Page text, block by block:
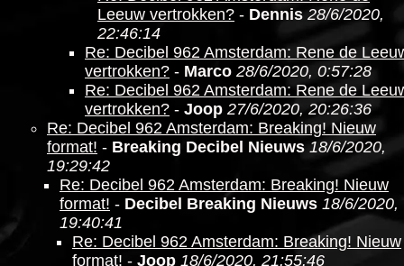
Leeuw vertrokken? - Dennis 28/6/2020,
22:46:14
Re: Decibel 962 Amsterdam: Rene de
vertrokken? - Marco 28/6/2020, 0:57:28
Re: Decibel 962 Amsterdam: Rene de
vertrokken? - Joop 27/6/2020, 20:26:36
Re: Decibel 962 Amsterdam: Breaking! Nieuw
format! - Breaking Decibel Nieuws 18/6/2020,
19:29:42
Re: Decibel 962 Amsterdam: Breaking! Nieuw
format! - Decibel Breaking Nieuws 18/6/2020,
19:40:41
Re: Decibel 962 Amsterdam: Breaking! Nieuw
format! - Joop 18/6/2020, 21:55:46